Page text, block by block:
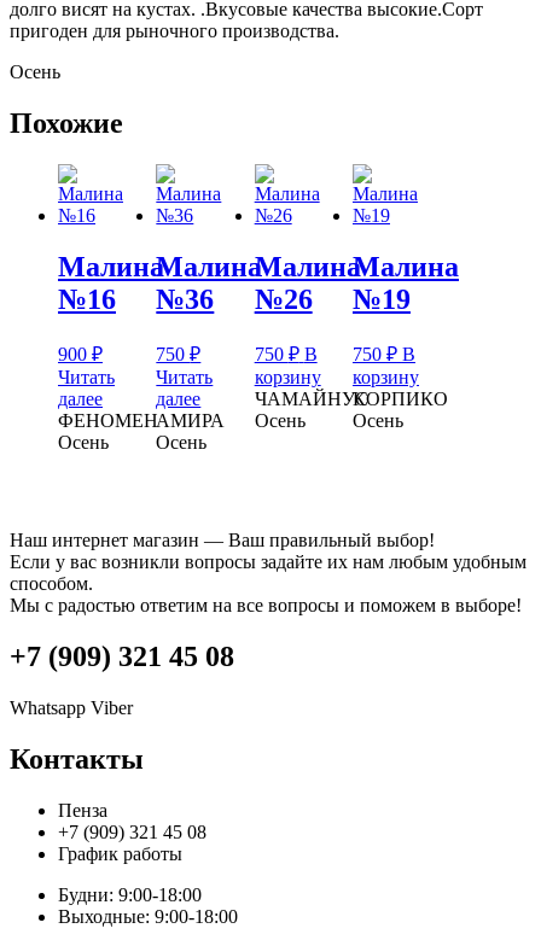
долго висят на кустах. .Вкусовые качества высокие.Сорт
пригоден для рыночного производства.
Осень
Похожие
Малина
№16
900 ₽
Читать
далее
ФЕНОМЕН
Осень
Малина
№36
750₽
Читать
далее
АМИРА
Осень
Малина
№26
750 ₽ В
корзину
ЧАМАЙНУС
Осень
Малина
№19
750 ₽ В
корзину
КОРПИКО
Осень
Наш интернет магазин — Ваш правильный выбор!
Если у вас возникли вопросы задайте их нам любым удобным
способом.
Мы с радостью ответим на все вопросы и поможем в выборе!
+7 (909) 321 45 08
Whatsapp Viber
Контакты
Пенза
+7 (909) 321 45 08
График работы
Будни: 9:00-18:00
Выходные: 9:00-18:00